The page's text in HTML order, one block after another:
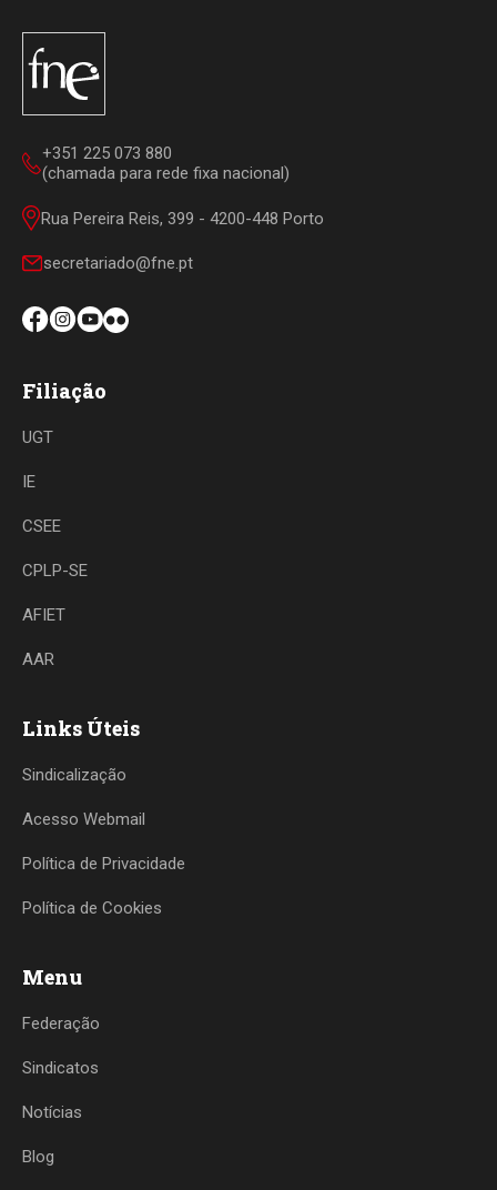
+351 225 073 880
(chamada para rede fixa nacional)
Rua Pereira Reis, 399 - 4200-448 Porto
secretariado@fne.pt
Filiação
UGT
IE
CSEE
CPLP-SE
AFIET
AAR
Links Úteis
Sindicalização
Acesso Webmail
Política de Privacidade
Política de Cookies
Menu
Federação
Sindicatos
Notícias
Blog